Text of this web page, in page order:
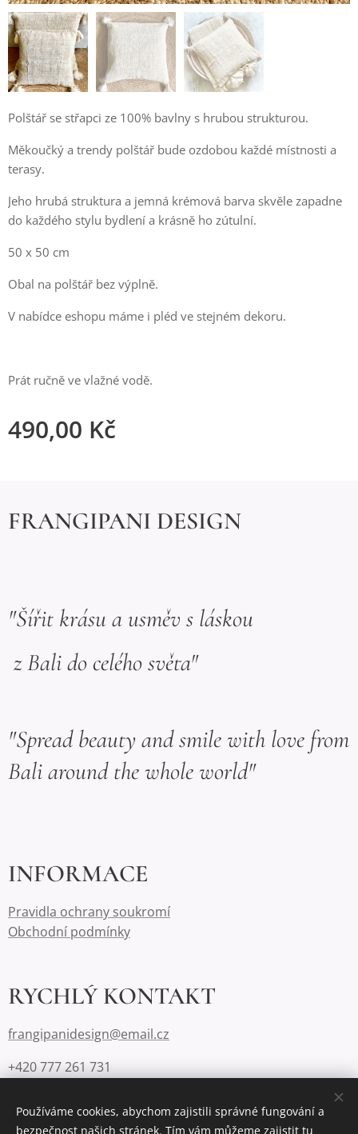
Polštář se střapci ze 100% bavlny s hrubou strukturou.
Měkoučký a trendy polštář bude ozdobou každé místnosti a
terasy.
Jeho hrubá struktura a jemná krémová barva skvěle zapadne
do každého stylu bydlení a krásně ho zútulní.
50 x 50 cm
Obal na polštář bez výplně.
V nabídce eshopu máme i pléd ve stejném dekoru.
Prát ručně ve vlažné vodě.
490,00 Kč
FRANGIPANI DESIGN
"Šířit krásu a usměv s láskou
z Bali do celého světa"
"Spread beauty and smile with love from
Bali around the whole world"
INFORMACE
Pravidla ochrany soukromí
Obchodní podmínky
RYCHLÝ KONTAKT
frangipanidesign@email.cz
+420 777 261 731
Používáme cookies, abychom zajistili správné fungování a
bezpečnost našich stránek. Tím vám můžeme zajistit tu